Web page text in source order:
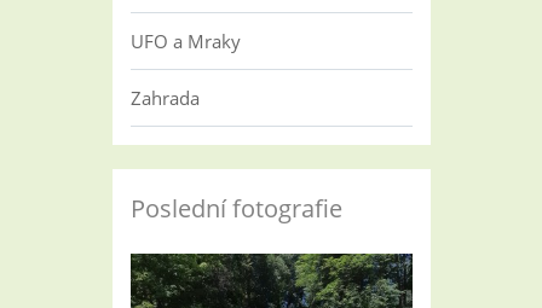
UFO a Mraky
Zahrada
Poslední fotografie